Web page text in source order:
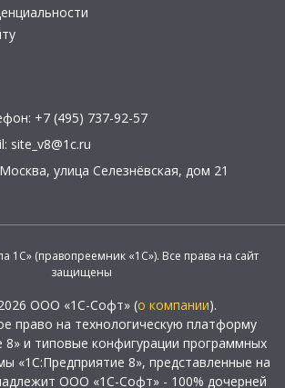
+7 (495) 737-92-57
site_v8@1c.ru
, улица Селезнёвская, дом 21
1С» (правопреемник «1С»). Все права на сайт
защищены
ООО «1С-Софт» (о компании).
право на технологическую платформу
8» и типовые конфигурации программных
«1С:Предприятие 8», представленные на
ООО «1С-Софт» - 100% дочерней